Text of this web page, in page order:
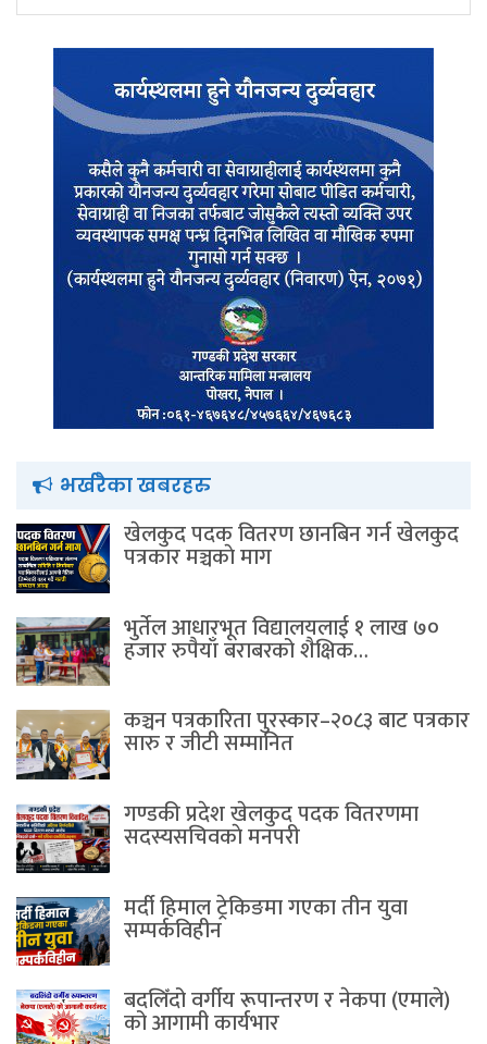
भर्खरैका खबरहरु
खेलकुद पदक वितरण छानबिन गर्न खेलकुद
पत्रकार मञ्चकाे माग
भुर्तेल आधारभूत विद्यालयलाई १ लाख ७०
हजार रुपैयाँ बराबरको शैक्षिक…
कञ्चन पत्रकारिता पुरस्कार–२०८३ बाट पत्रकार
सारु र जीटी सम्मानित
गण्डकी प्रदेश खेलकुद पदक वितरणमा
सदस्यसचिवकाे मनपरी
मर्दी हिमाल ट्रेकिङमा गएका तीन युवा
सम्पर्कविहीन
बदलिँदो वर्गीय रूपान्तरण र नेकपा (एमाले)
को आगामी कार्यभार